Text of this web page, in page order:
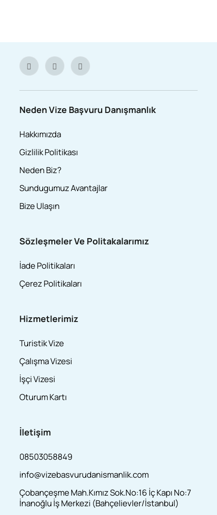
Neden Vize Başvuru Danışmanlık
Hakkımızda
Gizlilik Politikası
Neden Biz?
Sundugumuz Avantajlar
Bize Ulaşın
Sözleşmeler Ve Politakalarımız
İade Politikaları
Çerez Politikaları
Hizmetlerimiz
Turistik Vize
Çalışma Vizesi
İşçi Vizesi
Oturum Kartı
İletişim
08503058849
info@vizebasvurudanismanlik.com
Çobançeşme Mah.Kımız Sok.No:16 İç Kapı No:7
İnanoğlu İş Merkezi (Bahçelievler/İstanbul)